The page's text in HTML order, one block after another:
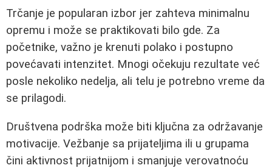
Trčanje je popularan izbor jer zahteva minimalnu
opremu i može se praktikovati bilo gde. Za
početnike, važno je krenuti polako i postupno
povećavati intenzitet. Mnogi očekuju rezultate već
posle nekoliko nedelja, ali telu je potrebno vreme da
se prilagodi.
Društvena podrška može biti ključna za održavanje
motivacije. Vežbanje sa prijateljima ili u grupama
čini aktivnost prijatnijom i smanjuje verovatnoću